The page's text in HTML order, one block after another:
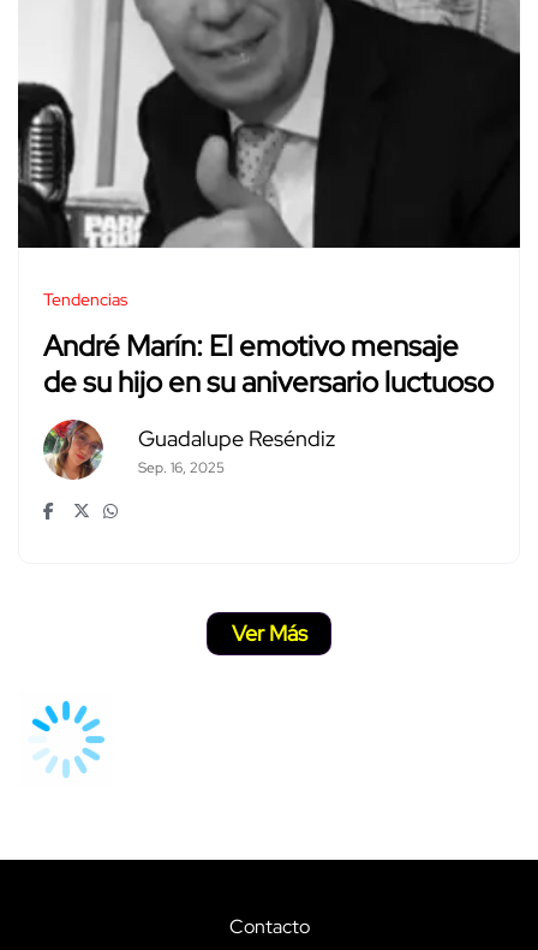
Tendencias
André Marín: El emotivo mensaje
de su hijo en su aniversario luctuoso
Guadalupe Reséndiz
Sep. 16, 2025
Ver Más
Contacto